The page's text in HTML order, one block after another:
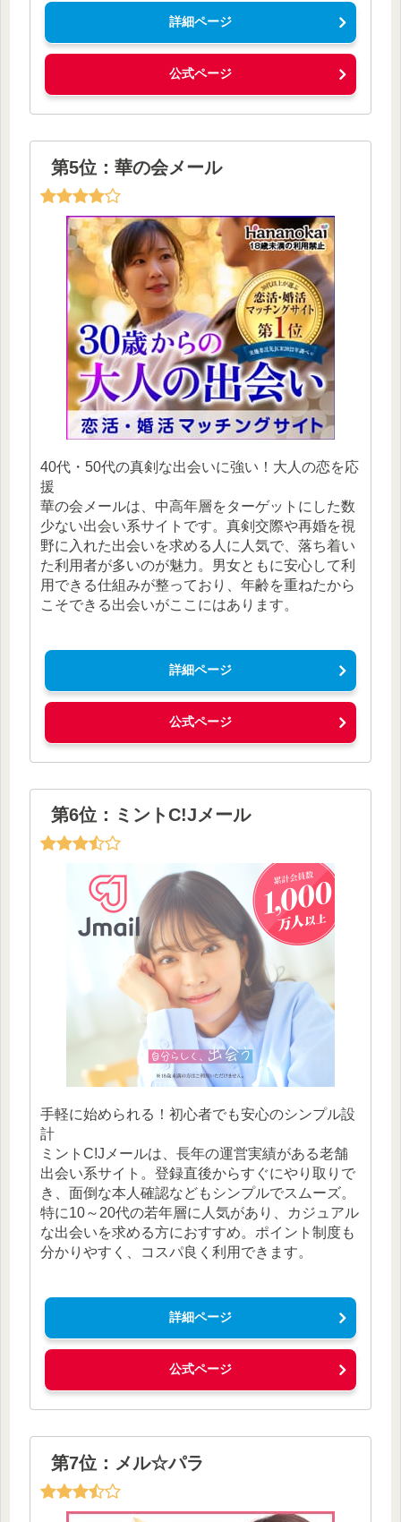
詳細ページ
公式ページ
第5位：華の会メール
40代・50代の真剣な出会いに強い！大人の恋を応
援
華の会メールは、中高年層をターゲットにした数
少ない出会い系サイトです。真剣交際や再婚を視
野に入れた出会いを求める人に人気で、落ち着い
た利用者が多いのが魅力。男女ともに安心して利
用できる仕組みが整っており、年齢を重ねたから
こそできる出会いがここにはあります。
詳細ページ
公式ページ
第6位：ミントC!Jメール
手軽に始められる！初心者でも安心のシンプル設
計
ミントC!Jメールは、長年の運営実績がある老舗
出会い系サイト。登録直後からすぐにやり取りで
き、面倒な本人確認などもシンプルでスムーズ。
特に10～20代の若年層に人気があり、カジュアル
な出会いを求める方におすすめ。ポイント制度も
分かりやすく、コスパ良く利用できます。
詳細ページ
公式ページ
第7位：メル☆パラ